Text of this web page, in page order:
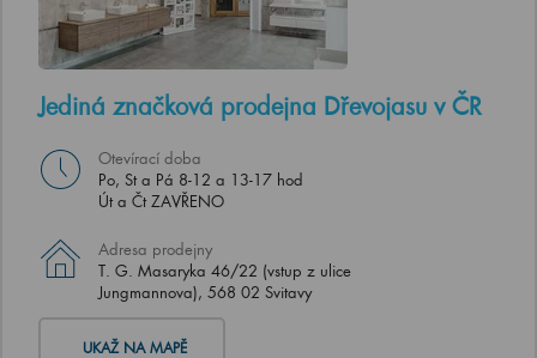
Jediná značková prodejna Dřevojasu v ČR
Otevírací doba
Po, St a Pá 8-12 a 13-17 hod
Út a Čt ZAVŘENO
Adresa prodejny
T. G. Masaryka 46/22 (vstup z ulice
Jungmannova), 568 02 Svitavy
UKAŽ NA MAPĚ